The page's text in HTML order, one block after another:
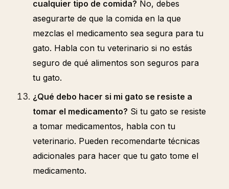
cualquier tipo de comida? No, debes
asegurarte de que la comida en la que
mezclas el medicamento sea segura para tu
gato. Habla con tu veterinario si no estás
seguro de qué alimentos son seguros para
tu gato.
¿Qué debo hacer si mi gato se resiste a
tomar el medicamento? Si tu gato se resiste
a tomar medicamentos, habla con tu
veterinario. Pueden recomendarte técnicas
adicionales para hacer que tu gato tome el
medicamento.